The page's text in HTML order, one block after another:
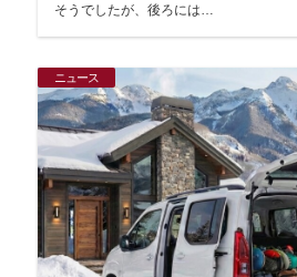
そうでしたが、後ろには…
ニュース